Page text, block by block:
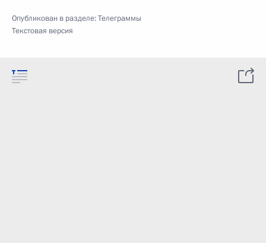
Опубликован в разделе:Телеграммы
Текстовая версия